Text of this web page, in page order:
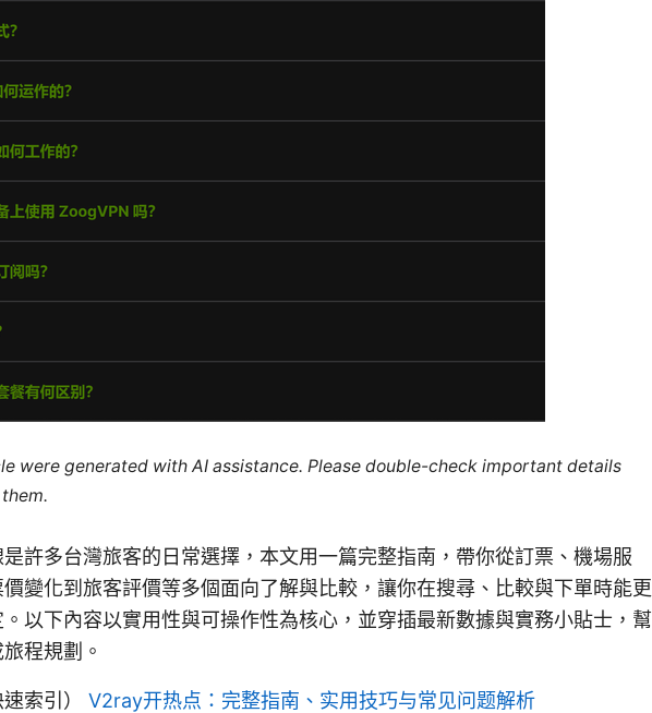
were generated with AI assistance. Please double-check important details
許多台灣旅客的日常選擇，本文用一篇完整指南，帶你從訂票、機場服
變化到旅客評價等多個面向了解與比較，讓你在搜尋、比較與下單時能更
以下內容以實用性與可操作性為核心，並穿插最新數據與實務小貼士，幫
程規劃。
索引） V2ray开热点：完整指南、实用技巧与常见问题解析